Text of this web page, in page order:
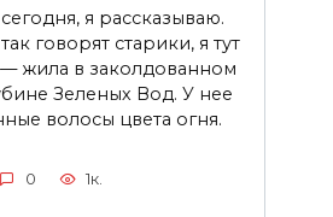
я рассказываю.
говорят старики, я тут
жила в заколдованном
Зеленых Вод. У нее
волосы цвета огня.
0 1к.